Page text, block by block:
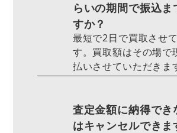
らいの期間で振込ま
すか？
最短で2日で買取させ
す。買取額はその場で
払いさせていただきま
査定金額に納得でき
はキャンセルできま